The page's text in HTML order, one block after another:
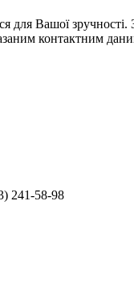
Вашої зручності.
контактним
241-58-98